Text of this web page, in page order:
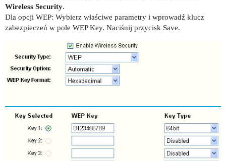
Wireless Security.
Dla opcji WEP: Wybierz właściwe parametry i wprowadź klucz
zabezpieczeń w pole WEP Key. Naciśnij przycisk Save.